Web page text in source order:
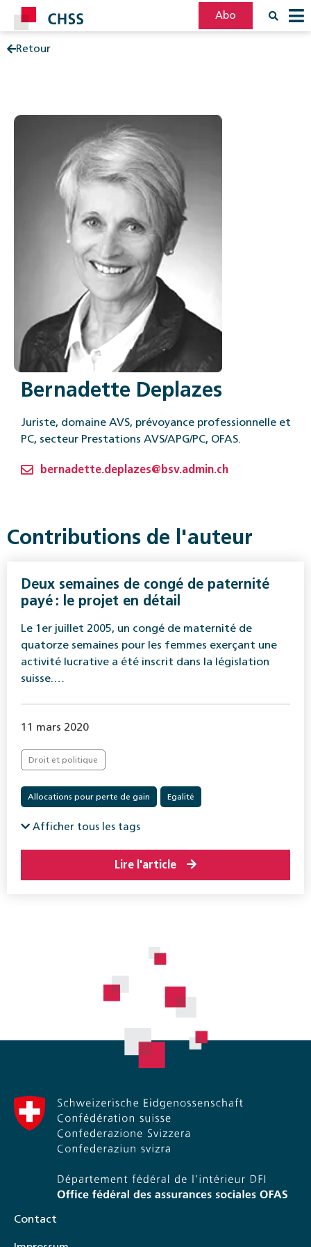
Abo
Retour
Bernadette Deplazes
Juriste, domaine AVS, prévoyance professionnelle et
PC, secteur Prestations AVS/APG/PC, OFAS.
bernadette.deplazes@bsv.admin.ch
Contributions de l'auteur
Deux semaines de congé de paternité
payé : le projet en détail
Le 1er juillet 2005, un congé de maternité de
quatorze semaines pour les femmes exerçant une
activité lucrative a été inscrit dans la législation
suisse.…
11 mars 2020
Droit et politique
Allocations pour perte de gain Egalité
Afficher tous les tags
Lire l'article
Contact